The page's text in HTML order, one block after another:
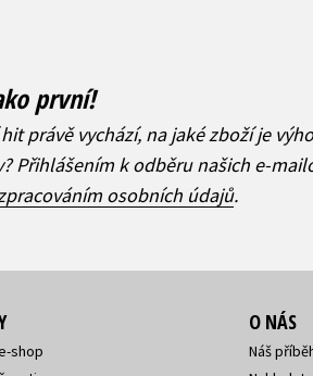
první!
právě vychází, na jaké zboží je
Přihlášením k odběru našich e-
osobních údajů.
shop
O NÁS
Náš